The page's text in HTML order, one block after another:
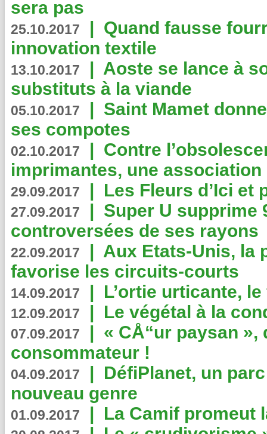
sera pas
25.10.2017 | Quand fausse
innovation textile
13.10.2017 | Aoste se lance à
substituts à la viande
05.10.2017 | Saint Mamet
ses compotes
02.10.2017 | Contre
imprimantes, une
29.09.2017 | Les Fleurs d’Ici et
27.09.2017 | Super U supprime
controversées de ses rayons
22.09.2017 | Aux Etats-Unis, la
favorise les circuits-courts
14.09.2017 | L’ortie urticante,
12.09.2017 | Le végétal à la
07.09.2017 | « CÅ“ur paysan
consommateur !
04.09.2017 | DéfiPlanet, un
nouveau genre
01.09.2017 | La Camif promeut